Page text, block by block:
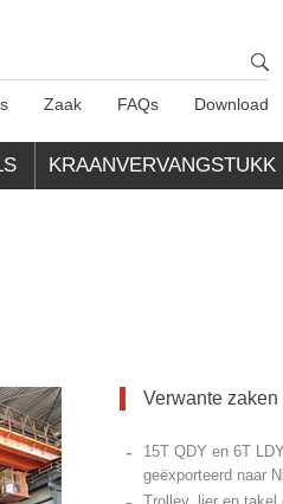
Zaak FAQs Download
KRAANVERVANGSTUKK
Verwante zaken
-
15T QDY en 6T
geëxporteerd naar